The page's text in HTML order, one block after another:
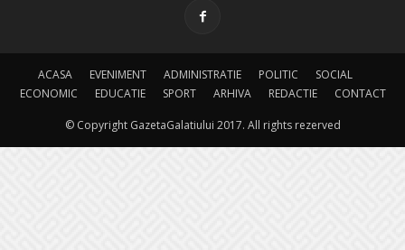
ACASA EVENIMENT ADMINISTRATIE POLITIC
SOCIAL
ECONOMIC
EDUCATIE SPORT ARHIVA REDACTIE CONTACT
© Copyright GazetaGalatiului 2017. All rights rezerved